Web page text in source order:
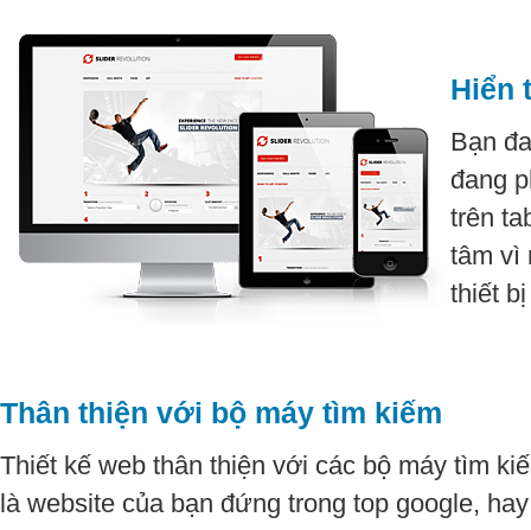
Hiển
Bạn
đang
trên
tâm vì
thiết
Thân thiện với bộ máy tìm kiếm
Thiết kế web thân thiện với các bộ máy tìm
là website của bạn đứng trong top google,